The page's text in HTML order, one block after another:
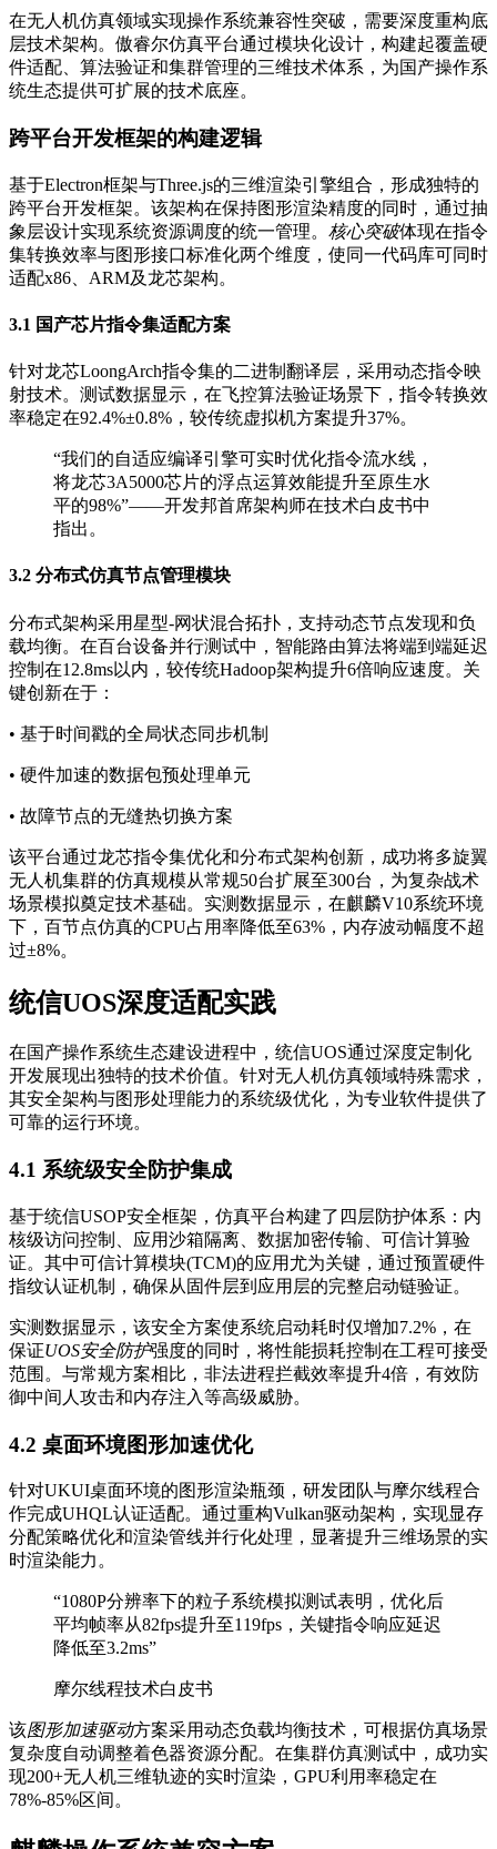
在无人机仿真领域实现操作系统兼容性突破，需要深度重构底
层技术架构。傲睿尔仿真平台通过模块化设计，构建起覆盖硬
件适配、算法验证和集群管理的三维技术体系，为国产操作系
统生态提供可扩展的技术底座。
跨平台开发框架的构建逻辑
基于Electron框架与Three.js的三维渲染引擎组合，形成独特的
跨平台开发框架。该架构在保持图形渲染精度的同时，通过抽
象层设计实现系统资源调度的统一管理。 核心突破体现在指令
集转换效率与图形接口标准化两个维度，使同一代码库可同时
适配x86、ARM及龙芯架构。
3.1 国产芯片指令集适配方案
针对龙芯LoongArch指令集的二进制翻译层，采用动态指令映
射技术。测试数据显示，在飞控算法验证场景下，指令转换效
率稳定在92.4%±0.8%，较传统虚拟机方案提升37%。
“我们的自适应编译引擎可实时优化指令流水线，
将龙芯3A5000芯片的浮点运算效能提升至原生水
平的98%”——开发邦首席架构师在技术白皮书中
指出。
3.2 分布式仿真节点管理模块
分布式架构采用星型-网状混合拓扑，支持动态节点发现和负
载均衡。在百台设备并行测试中，智能路由算法将端到端延迟
控制在12.8ms以内，较传统Hadoop架构提升6倍响应速度。关
键创新在于：
• 基于时间戳的全局状态同步机制
• 硬件加速的数据包预处理单元
• 故障节点的无缝热切换方案
该平台通过龙芯指令集优化和分布式架构创新，成功将多旋翼
无人机集群的仿真规模从常规50台扩展至300台，为复杂战术
场景模拟奠定技术基础。实测数据显示，在麒麟V10系统环境
下，百节点仿真的CPU占用率降低至63%，内存波动幅度不超
过±8%。
统信UOS深度适配实践
在国产操作系统生态建设进程中，统信UOS通过深度定制化
开发展现出独特的技术价值。针对无人机仿真领域特殊需求，
其安全架构与图形处理能力的系统级优化，为专业软件提供了
可靠的运行环境。
4.1 系统级安全防护集成
基于统信USOP安全框架，仿真平台构建了四层防护体系：内
核级访问控制、应用沙箱隔离、数据加密传输、可信计算验
证。其中可信计算模块(TCM)的应用尤为关键，通过预置硬件
指纹认证机制，确保从固件层到应用层的完整启动链验证。
实测数据显示，该安全方案使系统启动耗时仅增加7.2%，在
保证UOS安全防护强度的同时，将性能损耗控制在工程可接受
范围。与常规方案相比，非法进程拦截效率提升4倍，有效防
御中间人攻击和内存注入等高级威胁。
4.2 桌面环境图形加速优化
针对UKUI桌面环境的图形渲染瓶颈，研发团队与摩尔线程合
作完成UHQL认证适配。通过重构Vulkan驱动架构，实现显存
分配策略优化和渲染管线并行化处理，显著提升三维场景的实
时渲染能力。
“1080P分辨率下的粒子系统模拟测试表明，优化后
平均帧率从82fps提升至119fps，关键指令响应延迟
降低至3.2ms”
摩尔线程技术白皮书
该图形加速驱动方案采用动态负载均衡技术，可根据仿真场景
复杂度自动调整着色器资源分配。在集群仿真测试中，成功实
现200+无人机三维轨迹的实时渲染，GPU利用率稳定在
78%-85%区间。